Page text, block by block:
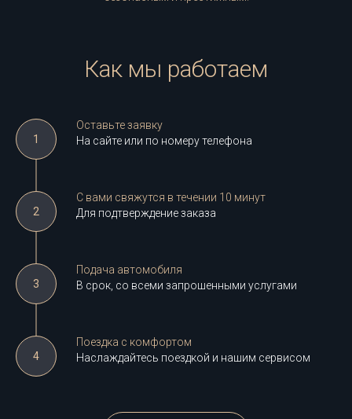
Как мы работаем
Оставьте заявку
На сайте или по номеру телефона
С вами свяжутся в течении 10 минут
Для подтверждение заказа
Подача автомобиля
В срок, со всеми запрошенными услугами
Поездка с комфортом
Наслаждайтесь поездкой и нашим сервисом